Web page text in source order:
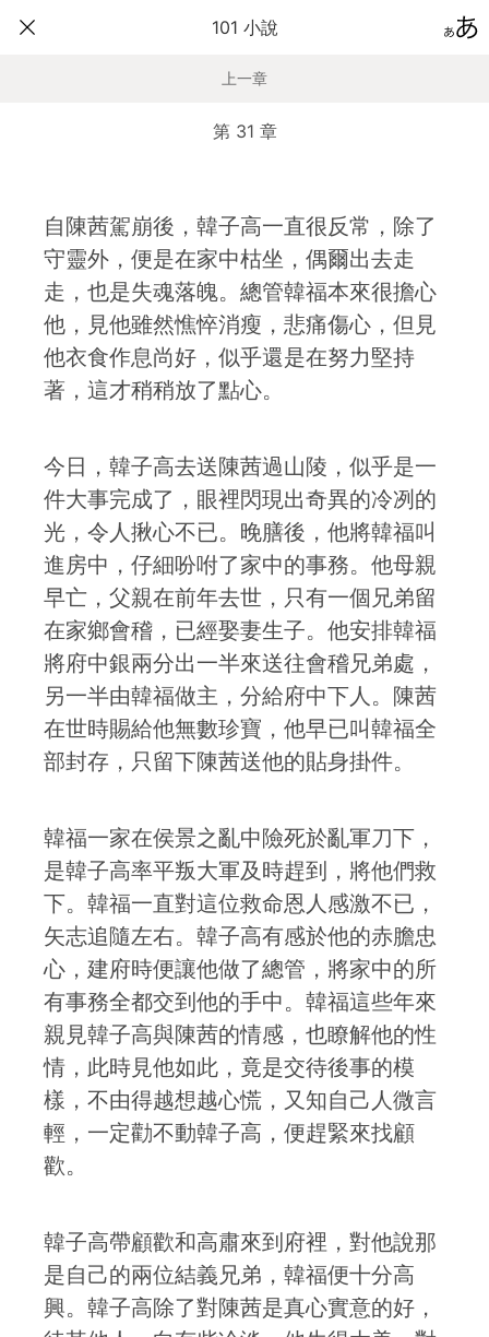
101 小說
上一章
第 31 章
自陳茜駕崩後，韓子高一直很反常，除了
守靈外，便是在家中枯坐，偶爾出去走
走，也是失魂落魄。總管韓福本來很擔心
他，見他雖然憔悴消瘦，悲痛傷心，但見
他衣食作息尚好，似乎還是在努力堅持
著，這才稍稍放了點心。
今日，韓子高去送陳茜過山陵，似乎是一
件大事完成了，眼裡閃現出奇異的冷冽的
光，令人揪心不已。晚膳後，他將韓福叫
進房中，仔細吩咐了家中的事務。他母親
早亡，父親在前年去世，只有一個兄弟留
在家鄉會稽，已經娶妻生子。他安排韓福
將府中銀兩分出一半來送往會稽兄弟處，
另一半由韓福做主，分給府中下人。陳茜
在世時賜給他無數珍寶，他早已叫韓福全
部封存，只留下陳茜送他的貼身掛件。
韓福一家在侯景之亂中險死於亂軍刀下，
是韓子高率平叛大軍及時趕到，將他們救
下。韓福一直對這位救命恩人感激不已，
矢志追隨左右。韓子高有感於他的赤膽忠
心，建府時便讓他做了總管，將家中的所
有事務全都交到他的手中。韓福這些年來
親見韓子高與陳茜的情感，也瞭解他的性
情，此時見他如此，竟是交待後事的模
樣，不由得越想越心慌，又知自己人微言
輕，一定勸不動韓子高，便趕緊來找顧
歡。
韓子高帶顧歡和高肅來到府裡，對他說那
是自己的兩位結義兄弟，韓福便十分高
興。韓子高除了對陳茜是真心實意的好，